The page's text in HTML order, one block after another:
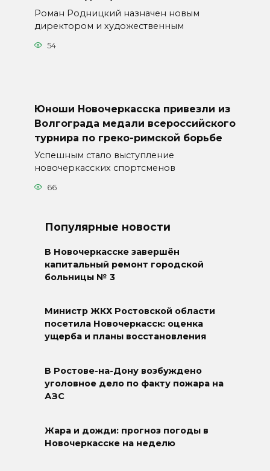
Роман Родницкий назначен новым
директором и художественным
54
Юноши Новочеркасска привезли из
Волгограда медали всероссийского
турнира по греко-римской борьбе
Успешным стало выступление
новочеркасских спортсменов
66
Популярные новости
В Новочеркасске завершён
капитальный ремонт городской
больницы № 3
Министр ЖКХ Ростовской области
посетила Новочеркасск: оценка
ущерба и планы восстановления
В Ростове-на-Дону возбуждено
уголовное дело по факту пожара на
АЗС
Жара и дожди: прогноз погоды в
Новочеркасске на неделю